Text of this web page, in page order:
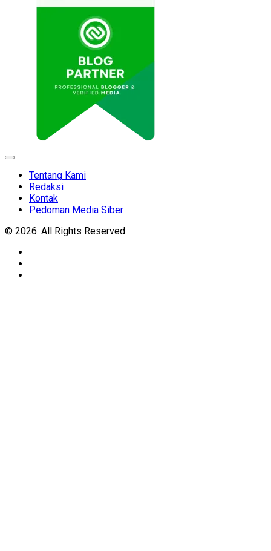
Expand
Tentang Kami
Redaksi
Kontak
Pedoman Media Siber
© 2026. All Rights Reserved.